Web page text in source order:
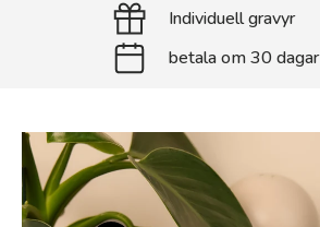
Individuell gravyr
betala om 30 dagar